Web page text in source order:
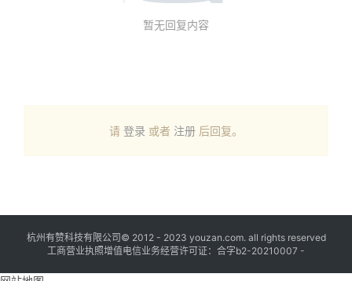
暂无回复内容
请 登录 或者 注册 后回复。
杭州有赞科技有限公司© 2012 - 2023 youzan.com. all rights reserved
工商营业执照增值电信业务经营许可证：合字b2-20210007 -